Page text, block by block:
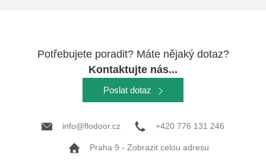
Potřebujete poradit? Máte nějaký dotaz?
Kontaktujte nás...
Poslat dotaz
info@flodoor.cz +420 776 131 246
Praha 9 - Zobrazit celou adresu